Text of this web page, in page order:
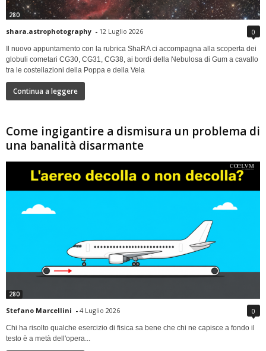
280
shara.astrophotography - 12 Luglio 2026 0
Il nuovo appuntamento con la rubrica ShaRA ci accompagna alla scoperta dei
globuli cometari CG30, CG31, CG38, ai bordi della Nebulosa di Gum a cavallo
tra le costellazioni della Poppa e della Vela
Continua a leggere
Come ingigantire a dismisura un problema di
una banalità disarmante
280
Stefano Marcellini - 4 Luglio 2026 0
Chi ha risolto qualche esercizio di fisica sa bene che chi ne capisce a fondo il
testo è a metà dell'opera...